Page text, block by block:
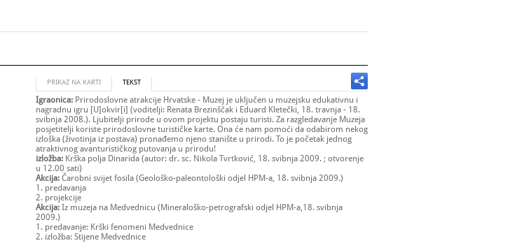
PRIKAZ NA KARTI TEKST
Igraonica: Prirodoslovne atrakcije Hrvatske - Muzej je uključen u muzejsku edukativnu i
nagradnu igru [U]okvir[i] (voditelji: Renata Brezinščak i Eduard Kletečki, 18. travnja - 18.
svibnja 2008.). Ljubitelji prirode u ovom projektu postaju turisti. Za razgledavanje Muzeja
posjetitelji koriste prirodoslovne turističke karte. Ona će nam pomoći da odabirom nekog
izloška (životinja iz postava) pronađemo njeno stanište u prirodi. To je početak jednog
atraktivnog avanturističkog putovanja u prirodu!
izložba: Krška polja Dinarida (autor: dr. sc. Nikola Tvrtković, 18. svibnja 2009. ; otvorenje
u 12.00 sati)
Akcija: Čarobni svijet fosila (Geološko-paleontološki odjel HPM-a, 18. svibnja 2009.)
1. predavanja
2. projekcije
Akcija: Iz muzeja na Medvednicu (Mineraloško-petrografski odjel HPM-a,18. svibnja
2009.)
1. predavanje: Krški fenomeni Medvednice
2. izložba: Stijene Medvednice